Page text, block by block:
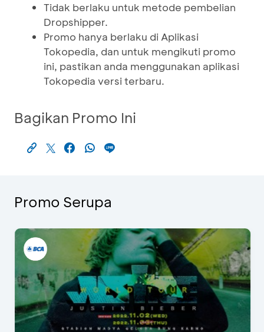
Tidak berlaku untuk metode pembelian
Dropshipper.
Promo hanya berlaku di Aplikasi
Tokopedia, dan untuk mengikuti promo
ini, pastikan anda menggunakan aplikasi
Tokopedia versi terbaru.
Bagikan Promo Ini
Promo Serupa